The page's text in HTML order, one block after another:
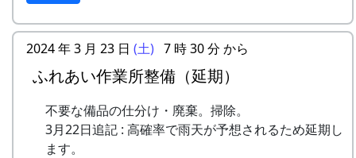
2024 年 3 月 23 日 (土) 7 時 30 分 から
ふれあい作業所整備（延期）
不要な備品の仕分け・廃棄。掃除。
3月22日追記 : 高確率で雨天が予想されるため延期し
ます。